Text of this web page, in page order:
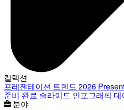
컬렉션
프레젠테이션 트렌드 2026
준비 완료 슬라이드 인포그래픽 데
분야